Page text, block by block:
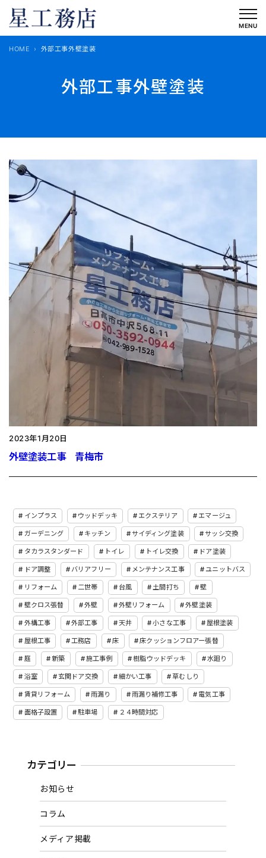
を
MENU
外部工事外壁塗装
HOME 外部工事外壁塗装
2023年1月20日
外壁塗装工事 青梅市
インプラス ウッドデッキ エクステリア エマージュ
ガーデニング キッチン サイディング塗装 サッシ交換
タカラスタンダード トイレ トイレ交換 ドア塗装
ドア調整 バリアフリー メンテナンス工事 ユニットバス
リフォーム 二世帯 台風 土間打ち 壁
壁クロス張替 外壁 外壁リフォーム 外壁塗装
外構工事 外部工事 天井 小さな工事 屋根塗装
屋根工事 工務店 床 床クッションフロアー張替
庭 新築 施工事例 樹脂ウッドデッキ 水廻り
浴室 玄関ドア交換 細かい工事 草むしり
賃貸リフォーム 雨漏り 雨漏り補修工事 電気工事
面格子設置 駐車場 ２４時間対応
カテゴリー
お知らせ
コラム
メディア掲載